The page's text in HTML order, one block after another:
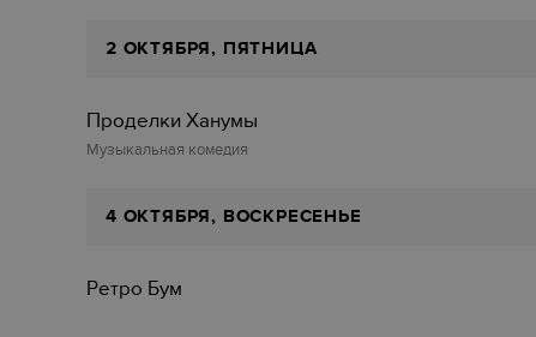
2 ОКТЯБРЯ, ПЯТНИЦА
Проделки Ханумы
Музыкальная комедия
4 ОКТЯБРЯ, ВОСКРЕСЕНЬЕ
Ретро Бум